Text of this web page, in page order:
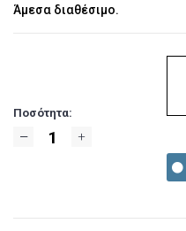
Άμεσα διαθέσιμο.
Ποσότητα: